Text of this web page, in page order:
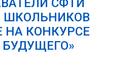
СФТИ
ШКОЛЬНИКОВ
НА КОНКУРСЕ